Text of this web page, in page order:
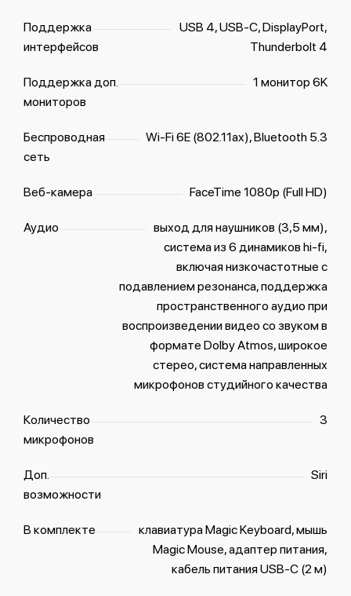
Поддержка
интерфейсов
USB 4, USB-C, DisplayPort,
Thunderbolt 4
Поддержка доп.
мониторов
1 монитор 6K
Беспроводная
сеть
Wi-Fi 6E (802.11ax), Bluetooth 5.3
Веб-камера FaceTime 1080p (Full HD)
Аудио
выход для наушников (3,5 мм),
система из 6 динамиков hi-fi,
включая низкочастотные с
подавлением резонанса, поддержка
пространственного аудио при
воспроизведении видео со звуком в
формате Dolby Atmos, широкое
стерео, система направленных
микрофонов студийного качества
Количество
микрофонов
3
Доп.
возможности
Siri
В комплекте
клавиатура Magic Keyboard, мышь
Magic Mouse, адаптер питания,
кабель питания USB-C (2 м)